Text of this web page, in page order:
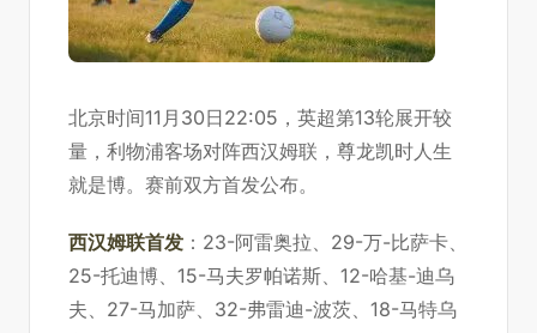
北京时间11月30日22:05，英超第13轮展开较
量，利物浦客场对阵西汉姆联， 尊龙凯时人生
就是博。赛前双方首发公布。
西汉姆联首发 ：23-阿雷奥拉、29-万-比萨卡、
25-托迪博、15-马夫罗帕诺斯、12-哈基-迪乌
夫、27-马加萨、32-弗雷迪-波茨、18-马特乌